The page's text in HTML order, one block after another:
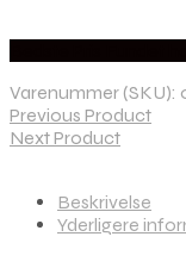
Varenummer (SKU):
Previous Product
Next Product
Beskrivelse
Yderligere